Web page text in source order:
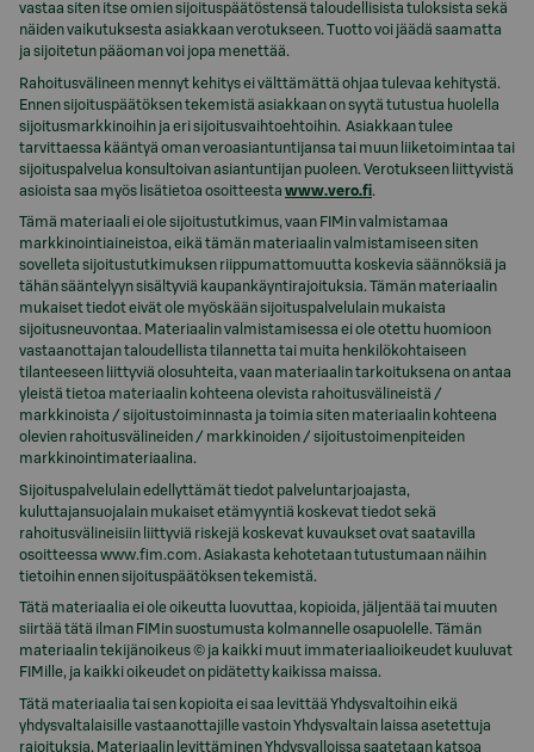
vastaa siten itse omien sijoituspäätöstensä taloudellisista tuloksista sekä
näiden vaikutuksesta asiakkaan verotukseen. Tuotto voi jäädä saamatta
ja sijoitetun pääoman voi jopa menettää.
Rahoitusvälineen mennyt kehitys ei välttämättä ohjaa tulevaa kehitystä.
Ennen sijoituspäätöksen tekemistä asiakkaan on syytä tutustua huolella
sijoitusmarkkinoihin ja eri sijoitusvaihtoehtoihin. Asiakkaan tulee
tarvittaessa kääntyä oman veroasiantuntijansa tai muun liiketoimintaa tai
sijoituspalvelua konsultoivan asiantuntijan puoleen. Verotukseen liittyvistä
asioista saa myös lisätietoa osoitteesta www.vero.fi.
Tämä materiaali ei ole sijoitustutkimus, vaan FIMin valmistamaa
markkinointiaineistoa, eikä tämän materiaalin valmistamiseen siten
sovelleta sijoitustutkimuksen riippumattomuutta koskevia säännöksiä ja
tähän sääntelyyn sisältyviä kaupankäyntirajoituksia. Tämän materiaalin
mukaiset tiedot eivät ole myöskään sijoituspalvelulain mukaista
sijoitusneuvontaa. Materiaalin valmistamisessa ei ole otettu huomioon
vastaanottajan taloudellista tilannetta tai muita henkilökohtaiseen
tilanteeseen liittyviä olosuhteita, vaan materiaalin tarkoituksena on antaa
yleistä tietoa materiaalin kohteena olevista rahoitusvälineistä /
markkinoista / sijoitustoiminnasta ja toimia siten materiaalin kohteena
olevien rahoitusvälineiden / markkinoiden / sijoitustoimenpiteiden
markkinointimateriaalina.
Sijoituspalvelulain edellyttämät tiedot palveluntarjoajasta,
kuluttajansuojalain mukaiset etämyyntiä koskevat tiedot sekä
rahoitusvälineisiin liittyviä riskejä koskevat kuvaukset ovat saatavilla
osoitteessa www.fim.com. Asiakasta kehotetaan tutustumaan näihin
tietoihin ennen sijoituspäätöksen tekemistä.
Tätä materiaalia ei ole oikeutta luovuttaa, kopioida, jäljentää tai muuten
siirtää tätä ilman FIMin suostumusta kolmannelle osapuolelle. Tämän
materiaalin tekijänoikeus © ja kaikki muut immateriaalioikeudet kuuluvat
FIMille, ja kaikki oikeudet on pidätetty kaikissa maissa.
Tätä materiaalia tai sen kopioita ei saa levittää Yhdysvaltoihin eikä
yhdysvaltalaisille vastaanottajille vastoin Yhdysvaltain laissa asetettuja
rajoituksia. Materiaalin levittäminen Yhdysvalloissa saatetaan katsoa